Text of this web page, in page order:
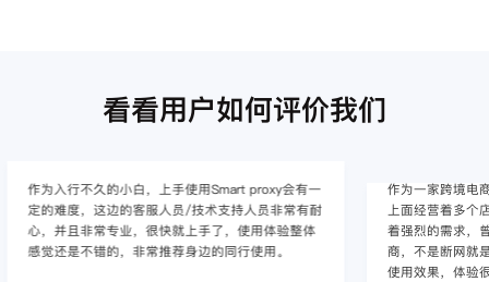
看看用户如何评价我们
作为入行不久的小白，上手使用Smart proxy会有一
定的难度，这边的客服人员/技术支持人员非常有耐
心，并且非常专业，很快就上手了，使用体验整体
感觉还是不错的，非常推荐身边的同行使用。
作为一家跨境电
上面经营着多个
着强烈的需求，
商，不是断网就
使用效果，体验